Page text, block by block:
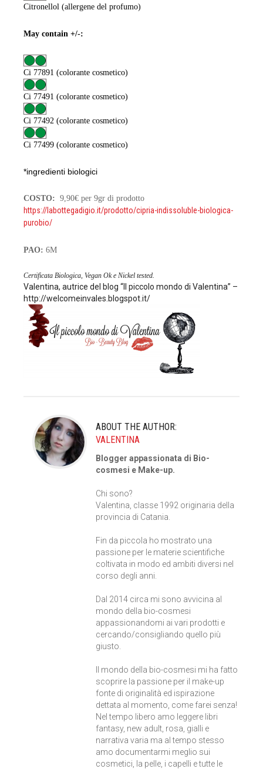
Citronellol (allergene del profumo)
May contain +/-:
Ci 77891 (colorante cosmetico)
Ci 77491 (colorante cosmetico)
Ci 77492 (colorante cosmetico)
Ci 77499 (colorante cosmetico)
*ingredienti biologici
COSTO: 9,90€ per 9gr di prodotto
https://labottegadigio.it/prodotto/cipria-indissoluble-biologica-
purobio/
PAO: 6M
Certificata Biologica, Vegan Ok e Nickel tested.
Valentina, autrice del blog “Il piccolo mondo di Valentina” –
http://welcomeinvales.blogspot.it/
ABOUT THE AUTHOR:
VALENTINA
Blogger appassionata di Bio-
cosmesi e Make-up.
Chi sono?
Valentina, classe 1992 originaria della
provincia di Catania.
Fin da piccola ho mostrato una
passione per le materie scientifiche
coltivata in modo ed ambiti diversi nel
corso degli anni.
Dal 2014 circa mi sono avvicina al
mondo della bio-cosmesi
appassionandomi ai vari prodotti e
cercando/consigliando quello più
giusto.
Il mondo della bio-cosmesi mi ha fatto
scoprire la passione per il make-up
fonte di originalità ed ispirazione
dettata al momento, come farei senza!
Nel tempo libero amo leggere libri
fantasy, new adult, rosa, gialli e
narrativa varia ma al tempo stesso
amo documentarmi meglio sui
cosmetici, la pelle, i capelli e tutte le